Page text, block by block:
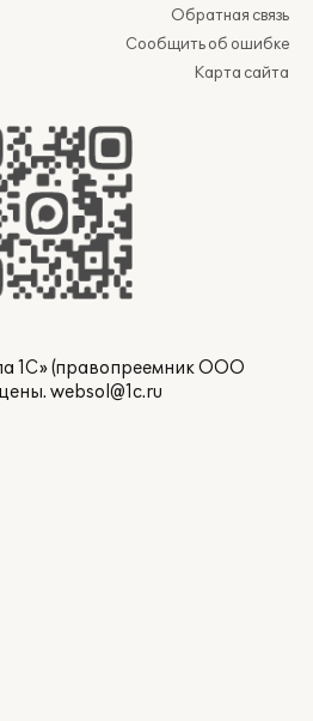
Обратная связь
Сообщить об ошибке
Карта сайта
1С» (правопреемник ООО
websol@1c.ru